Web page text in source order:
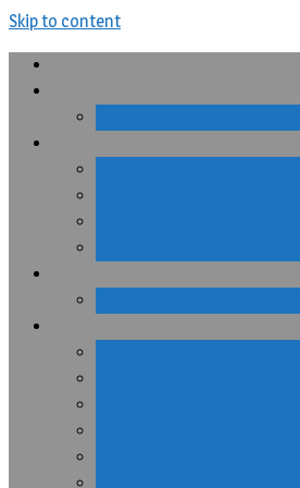
Skip to content